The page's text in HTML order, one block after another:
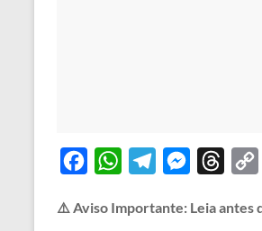
c
W
a
l
M
s
r
⚠️ Aviso Importante: Leia antes